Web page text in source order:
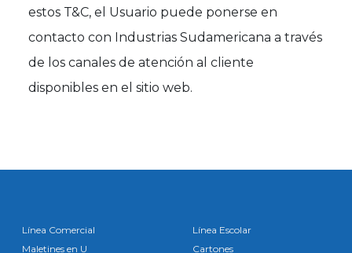
estos T&C, el Usuario puede ponerse en
contacto con Industrias Sudamericana a través
de los canales de atención al cliente
disponibles en el sitio web.
Línea Comercial
Maletines en U
Línea Escolar
Cartones